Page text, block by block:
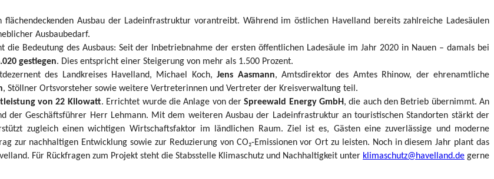
flächendeckenden Ausbau der Ladeinfrastruktur vorantreibt. Während im östlichen Havelland bereits zahlreiche Ladesäulen
Ausbaubedarf.
Bedeutung des Ausbaus: Seit der Inbetriebnahme der ersten öffentlichen Ladesäule im Jahr 2020 in Nauen – damals bei
gestiegen. Dies entspricht einer Steigerung von mehr als 1.500 Prozent.
des Landkreises Havelland, Michael Koch,Jens Aasmann, Amtsdirektor des Amtes Rhinow, der ehrenamtliche
, Stöllner Ortsvorsteher sowie weitere Vertreterinnen und Vertreter der Kreisverwaltung teil.
von 22 Kilowatt. Errichtet wurde die Anlage von derSpreewald Energy GmbH, die auch den Betrieb übernimmt. An
Geschäftsführer Herr Lehmann. Mit dem weiteren Ausbau der Ladeinfrastruktur an touristischen Standorten stärkt der
zugleich einen wichtigen Wirtschaftsfaktor im ländlichen Raum. Ziel ist es, Gästen eine zuverlässige und moderne
nachhaltigen Entwicklung sowie zur Reduzierung von CO₂-Emissionen vor Ort zu leisten. Noch in diesem Jahr plant das
Für Rückfragen zum Projekt steht die Stabsstelle Klimaschutz und Nachhaltigkeit unter klimaschutz@havelland.de gerne